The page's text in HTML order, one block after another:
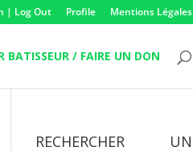
| Log Out Profile Mentions Légales
BATISSEUR / FAIRE UN DON
RECHERCHER UN